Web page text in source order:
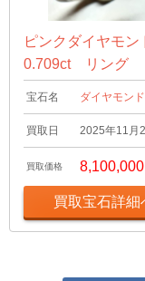
ピンクダイヤモ
0.709ct リング
宝石名 ダイヤモンド
買取日 2025年11月
買取価格 8,100,000
買取宝石詳細